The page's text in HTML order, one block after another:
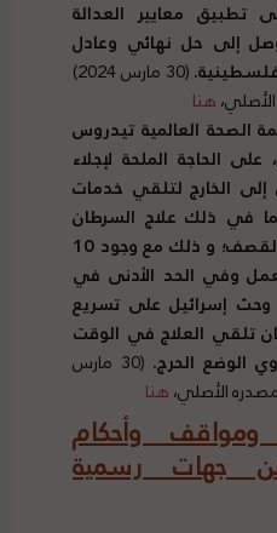
تطبيق معايير العدالة
إلى حل نهائي وعادل
.
(30 مارس 2024)
هنا
الصحة العالمية تيدروس
الحاجة الملحة لإجلاء
الخارج لتلقي خدمات
في ذلك علاج السرطان
القصف؛ و ذلك مع وجود
وفي الحد الأدنى في
وحث إسرائيل على تسريع
تلقي العلاج في الوقت
الوضع الحرج.
(30 مارس
هنا
وأحكام
جهات رسمية